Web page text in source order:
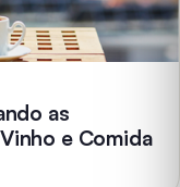
as
e Comida